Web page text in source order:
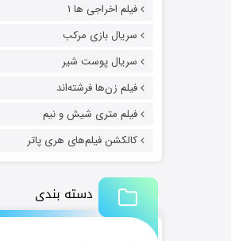
فیلم اخراجی ها ۱
سریال بازی مرکب
سریال پوست شیر
فیلم زن‌ها فرشته‌اند
فیلم متری شیش و نیم
کالکشن فیلم‌های هری پاتر
دسته بندی